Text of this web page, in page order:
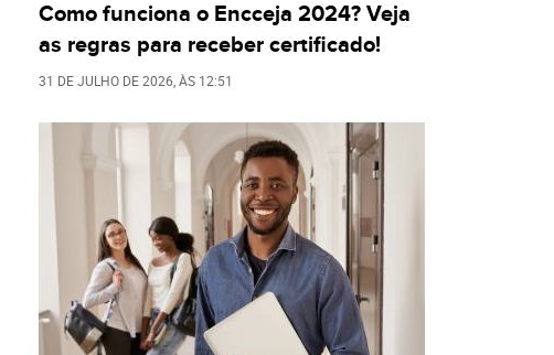
Como funciona o Encceja 2024? Veja
as regras para receber certificado!
31 DE JULHO DE 2026 , ÀS 12:51